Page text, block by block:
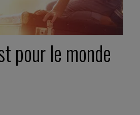
pour le monde